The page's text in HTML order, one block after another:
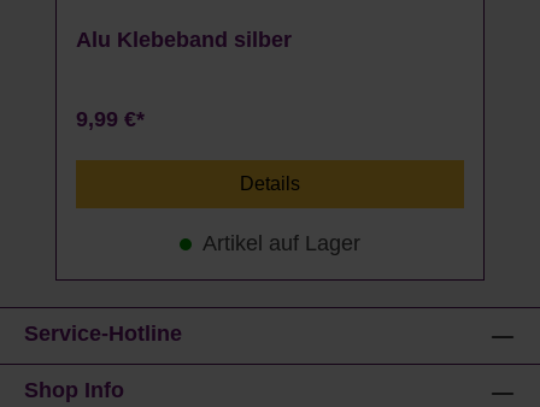
Alu Klebeband silber
9,99 €*
Details
Artikel auf Lager
Service-Hotline
Shop Info